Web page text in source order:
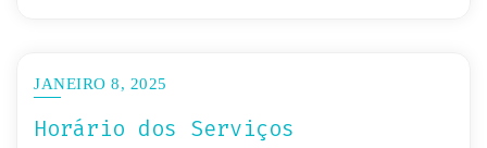
JANEIRO 8, 2025
Horário dos Serviços